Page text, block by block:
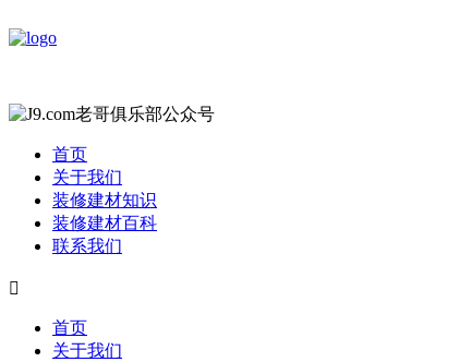
首页
关于我们
装修建材知识
装修建材百科
联系我们

首页
关于我们